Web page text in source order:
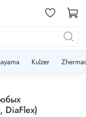
Kulzer
DiaFlex)